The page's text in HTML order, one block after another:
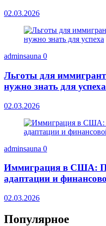
02.03.2026
adminsauna 0
Льготы для
нужно знать для успеха
02.03.2026
adminsauna 0
Иммиграция в США:
адаптации и
02.03.2026
Популярное